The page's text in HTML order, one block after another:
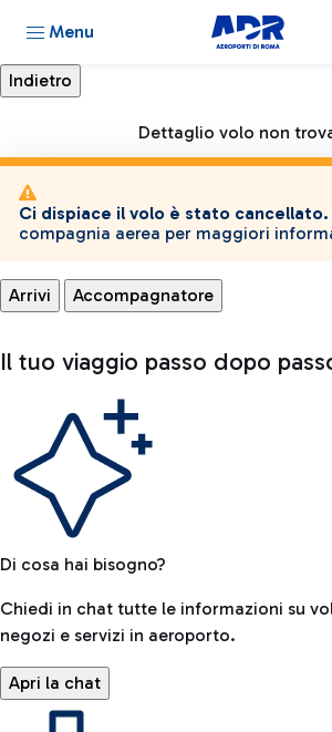
Menu
Dettaglio volo non
Ci dispiace il volo è stato cancellato.
compagnia aerea per maggiori
Arrivi Accompagnatore
Il tuo viaggio passo dopo
Di cosa hai bisogno?
Chiedi in chat tutte le informazioni su
negozi e servizi in aeroporto.
Apri la chat